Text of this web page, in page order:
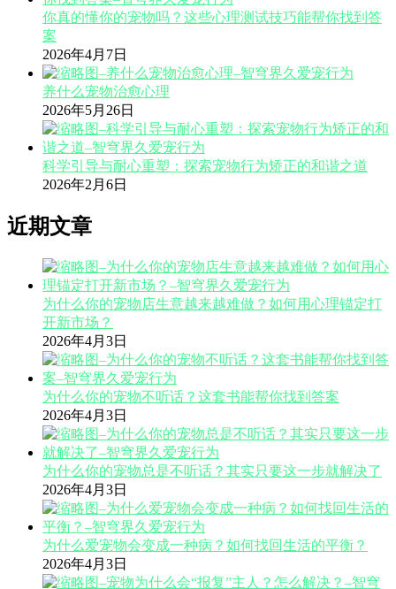
你真的懂你的宠物吗？这些心理测试技巧能帮你找到答
案
2026年4月7日
养什么宠物治愈心理
2026年5月26日
科学引导与耐心重塑：探索宠物行为矫正的和谐之道
2026年2月6日
近期文章
为什么你的宠物店生意越来越难做？如何用心理锚定打
开新市场？
2026年4月3日
为什么你的宠物不听话？这套书能帮你找到答案
2026年4月3日
为什么你的宠物总是不听话？其实只要这一步就解决了
2026年4月3日
为什么爱宠物会变成一种病？如何找回生活的平衡？
2026年4月3日